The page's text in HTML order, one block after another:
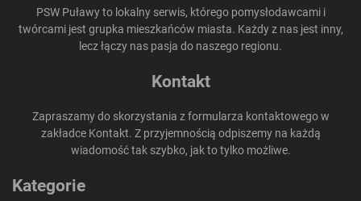
PSW Puławy to lokalny serwis, którego pomysłodawcami i
twórcami jest grupka mieszkańców miasta. Każdy z nas jest inny,
lecz łączy nas pasja do naszego regionu.
Kontakt
Zapraszamy do skorzystania z formularza kontaktowego w
zakładce Kontakt. Z przyjemnością odpiszemy na każdą
wiadomość tak szybko, jak to tylko możliwe.
Kategorie